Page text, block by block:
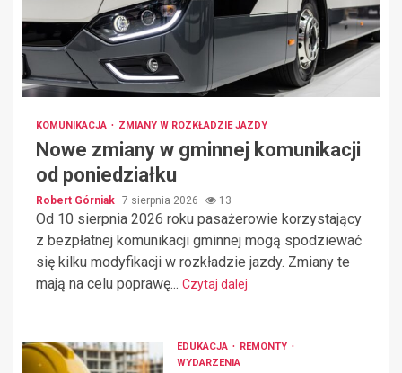
KOMUNIKACJA ZMIANY W ROZKŁADZIE JAZDY
Nowe zmiany w gminnej komunikacji
od poniedziałku
Robert Górniak 7 sierpnia 2026 13
Od 10 sierpnia 2026 roku pasażerowie korzystający
z bezpłatnej komunikacji gminnej mogą spodziewać
się kilku modyfikacji w rozkładzie jazdy. Zmiany te
mają na celu poprawę... Czytaj dalej
EDUKACJA
REMONTY
WYDARZENIA